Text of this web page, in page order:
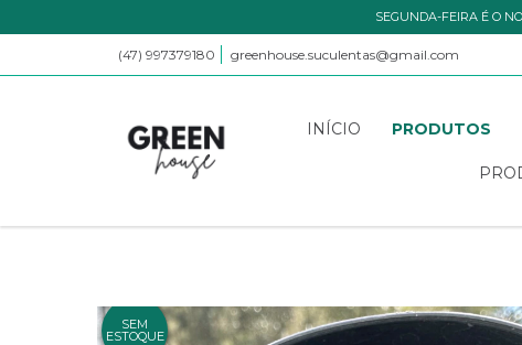
SEGUNDA-FEIRA É O
(47) 997379180 greenhouse.suculentas@gmail.com
INÍCIO PRODUTOS
SEM
ESTOQUE